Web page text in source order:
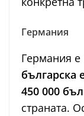
Германия
Германия е
българска
450 000
страната.